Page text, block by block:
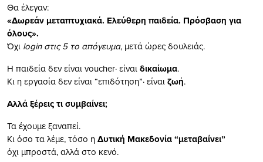
Θα έλεγαν:
«Δωρεάν μεταπτυχιακά. Ελεύθερη παιδεία. Πρόσβαση για
όλους».
Όχι login στις 5 το απόγευμα, μετά ώρες δουλειάς.
Η παιδεία δεν είναι voucher· είναιδικαίωμα.
Κι η εργασία δεν είναι “επιδότηση”· είναιζωή.
Αλλά ξέρεις τι συμβαίνει;
Τα έχουμε ξαναπεί.
Κι όσο τα λέμε, τόσο ηΔυτική Μακεδονία “μεταβαίνει”
όχι μπροστά, αλλά στο κενό.